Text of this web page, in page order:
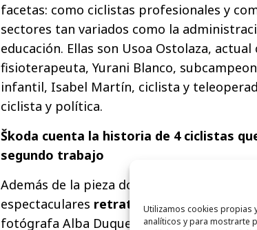
Utilizamos cookies propias
analíticos y para mostrarte
facetas: como ciclistas profesionales y
sectores tan variados como la
educación. Ellas son Usoa Ostolaza, actual
fisioterapeuta, Yurani Blanco,
infantil, Isabel Martín, ciclista y
ciclista y política.
Škoda cuenta la historia de 4 ciclistas
segundo trabajo
Además de la pieza documental, la
espectaculares retratos fotográficos,
fotógrafa Alba Duque, con la técnica de